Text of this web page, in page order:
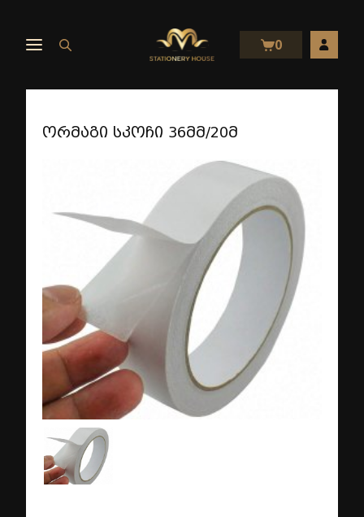
0
ორმაგი სკოჩი 36მმ/20მ